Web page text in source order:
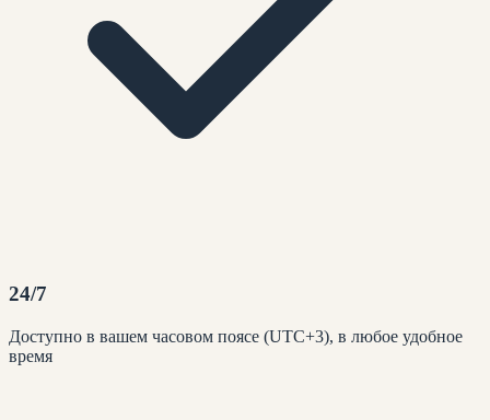
24/7
Доступно в вашем часовом поясе (UTC+3), в любое удобное
время